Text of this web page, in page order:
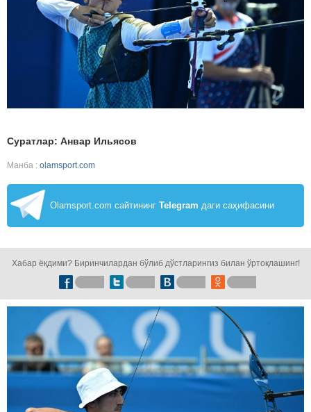
Суратлар: Анвар Ильясов
Манба : olamsport.com
Olamsport.com сайтининг Telegram даги саҳифасини
Хабар ёқдими? Биринчилардан бўлиб дўстларингиз билан ўртоқлашинг!